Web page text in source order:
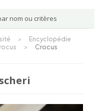
nom ou critères
>
Encyclopédie
>
Crocus